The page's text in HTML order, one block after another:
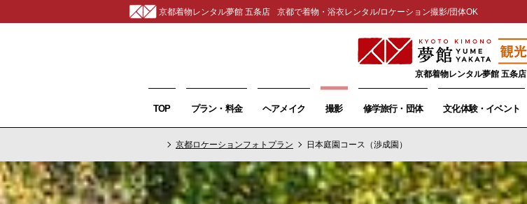
京都着物レンタル夢館 五条店 京都で着物・浴衣レンタル/ロケーション撮影/団体OK
京都着物レンタル夢館 五条店
TOP プラン・料金 ヘアメイク 撮影 修学旅行・団体 文化体験・イベント
京都ロケーションフォトプラン 日本庭園コース（渉成園）